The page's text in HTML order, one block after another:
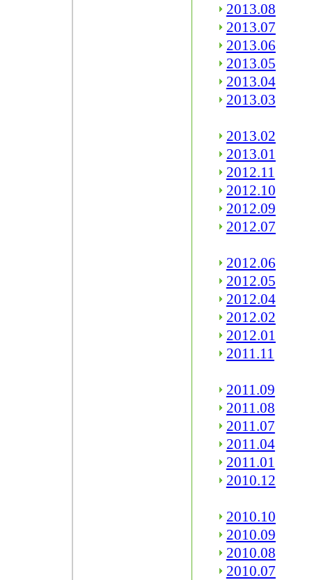
2013.08
2013.07
2013.06
2013.05
2013.04
2013.03
2013.02
2013.01
2012.11
2012.10
2012.09
2012.07
2012.06
2012.05
2012.04
2012.02
2012.01
2011.11
2011.09
2011.08
2011.07
2011.04
2011.01
2010.12
2010.10
2010.09
2010.08
2010.07